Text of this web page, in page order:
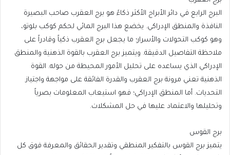
البرج الرابع في دائر الأبراج الأكثر ذكاءً هو برج العقرب صاحب البصيرة
النافذة والمنطق الإدراكي. يخضع هذا البرج المائي لحكم كوكب بلوتو،
وهو كوكب التحولات والأسرار؛ ما يجعل برج العقرب ذكياً وقادراً على
ملاحظة التفاصيل الدقيقة. ويتميز برج العقرب بالقوة الذهنية والمنطق
الإدراكي الذي يساعده على تحليل الأمور المحيطة من حوله. القوة
الذهنية تعني مرونة برج العقرب والقدرة الفائقة على مواجهة واجتياز
التحديات. أما المنطق الإدراكي؛ فهو استيعاب المعلومات بصرياً
وتحليلها والاعتماد عليها في حل المشكلات.
برج القوس
يتميز برج القوس بالتفكير المنطقي وتقدير الحقائق والمعرفة فوق كل